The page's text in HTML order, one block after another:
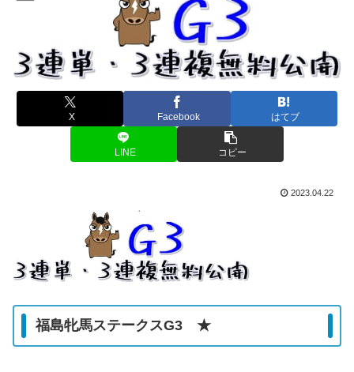
X Facebook はてブ
LINE コピー
2023.04.22
福島牝馬ステークスG3 ★